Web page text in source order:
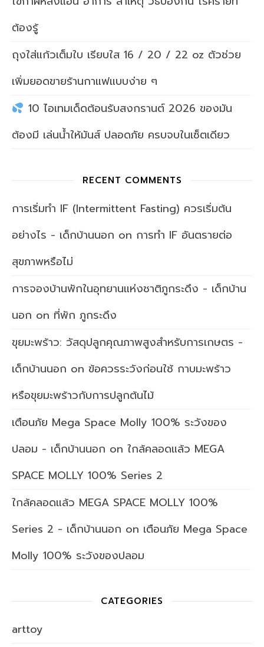
ต้องรู้
ถุงใส่แก้วเต็มใบ เรียบใส 16 / 20 / 22 oz ตัวช่วย
เพิ่มยอดขายร้านกาแฟแบบง่าย ๆ
10 ไอเทมเด็ดต้อนรับสงกรานต์ 2026 ของมัน
ต้องมี เล่นน้ำให้มันส์ ปลอดภัย ครบจบในเซ็ตเดียว
RECENT COMMENTS
การเริ่มทำ IF (Intermittent Fasting) ควรเริ่มต้น
อย่างไร - เด็กบ้านนอก on การทำ IF อันตรายต่อ
สุขภาพหรือไม่
การจองบ้านพักในอุทยานแห่งชาติภูกระดึง - เด็กบ้าน
นอก on ที่พัก ภูกระดึง
ขุยมะพร้าว: วัสดุปลูกคุณภาพสูงสำหรับการเกษตร -
เด็กบ้านนอก on ข้อควรระวังก่อนใช้ กาบมะพร้าว
หรือขุยมะพร้าวกับการปลูกต้นไม้
เตือนภัย Mega Space Molly 100% ระวังของ
ปลอม - เด็กบ้านนอก on ใกล้คลอดแล้ว MEGA
SPACE MOLLY 100% Series 2
ใกล้คลอดแล้ว MEGA SPACE MOLLY 100%
Series 2 - เด็กบ้านนอก on เตือนภัย Mega Space
Molly 100% ระวังของปลอม
CATEGORIES
arttoy